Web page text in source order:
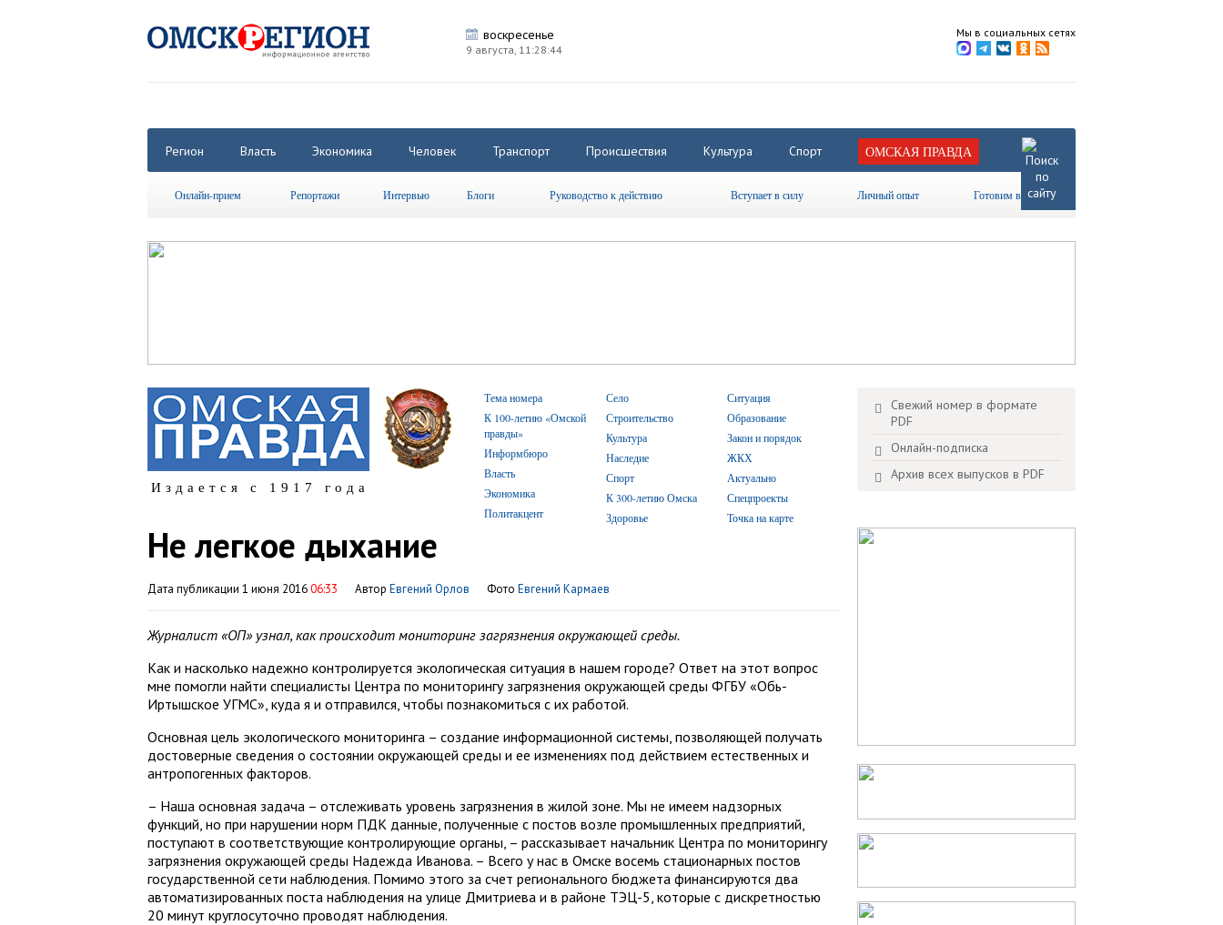
воскресенье
9 августа, 11:28:45
Мы в социальных сетях
Регион Власть Экономика Человек Транспорт Происшествия Культура Спорт ОМСКАЯ ПРАВДА
Онлайн-прием Репортажи Интервью Блоги Руководство к действию Вступает в силу Личный опыт Готовим вместе
Тема номера
К 100-летию «Омской
правды»
Информбюро
Власть
Экономика
Политакцент
Село
Строительство
Культура
Наследие
Спорт
К 300-летию Омска
Здоровье
Ситуация
Образование
Закон и порядок
ЖКХ
Актуально
Спецпроекты
Точка на карте
Свежий номер в формате
PDF
Онлайн-подписка
Архив всех выпусков в PDF
Издается с 1917 года
Не легкое дыхание
Дата публикации 1 июня 201606:33 Автор Евгений Орлов Фото Евгений Кармаев
Журналист «ОП» узнал, как происходит мониторинг загрязнения окружающей среды.
Как и насколько надежно контролируется экологическая ситуация в нашем городе? Ответ на этот вопрос
мне помогли найти специалисты Центра по мониторингу загрязнения окружающей среды ФГБУ «Обь-
Иртышское УГМС», куда я и отправился, чтобы познакомиться с их работой.
Основная цель экологического мониторинга – создание информационной системы, позволяющей получать
достоверные сведения о состоянии окружающей среды и ее изменениях под действием естественных и
антропогенных факторов.
– Наша основная задача – отслеживать уровень загрязнения в жилой зоне. Мы не имеем надзорных
функций, но при нарушении норм ПДК данные, полученные с постов возле промышленных предприятий,
поступают в соответствующие контролирующие органы, – рассказывает начальник Центра по мониторингу
загрязнения окружающей среды Надежда Иванова. – Всего у нас в Омске восемь стационарных постов
государственной сети наблюдения. Помимо этого за счет регионального бюджета финансируются два
автоматизированных поста наблюдения на улице Дмитриева и в районе ТЭЦ-5, которые с дискретностью
20 минут круглосуточно проводят наблюдения.